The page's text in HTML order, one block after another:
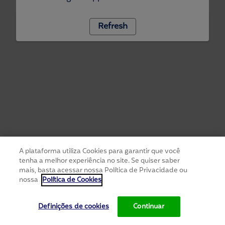
Refresh
A plataforma utiliza Cookies para garantir que você
tenha a melhor experiência no site. Se quiser saber
mais, basta acessar nossa Política de Privacidade ou
nossa Política de Cookies
Definições de cookies Continuar